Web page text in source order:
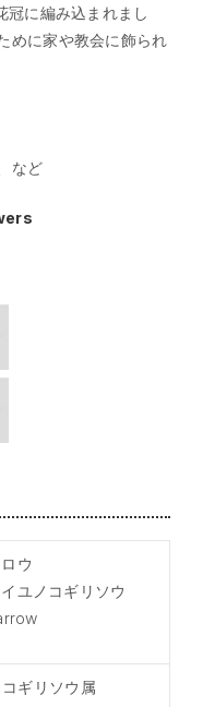
冠に編み込まれまし
めに家や教会に飾られ
など
ウ
ユノコギリソウ
ギリソウ属